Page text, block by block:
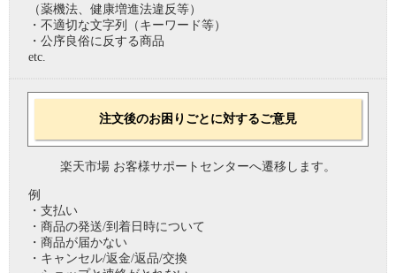
（薬機法、健康増進法違反等）
・不適切な文字列（キーワード等）
・公序良俗に反する商品
etc.
注文後のお困りごとに対するご意見
楽天市場 お客様サポートセンターへ遷移します。
例
・支払い
・商品の発送/到着日時について
・商品が届かない
・キャンセル/返金/返品/交換